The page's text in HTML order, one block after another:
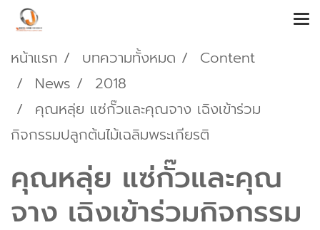
หน้าแรก บทความทั้งหมด
Content
News
2018
คุณหลุ่ย แซ่กั๊วและคุณจาง เฉิงเข้าร่วม
กิจกรรมปลูกต้นไม้เฉลิมพระเกียรติ
คุณหลุ่ย แซ่กั๊วและคุณ
จาง เฉิงเข้าร่วมกิจกรรม